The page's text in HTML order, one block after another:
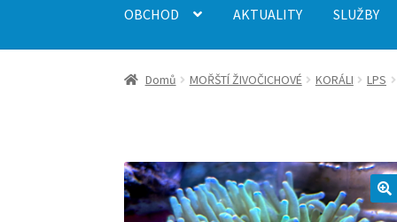
OBCHOD AKTUALITY SLUŽBY
Úvodní stránkaKontakt Košík Můj účet
Domů MOŘŠTÍ ŽIVOČICHOVÉ KORÁLI LPS